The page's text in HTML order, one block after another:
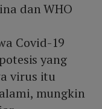
dan WHO
Covid-19
yang
virus itu
mungkin